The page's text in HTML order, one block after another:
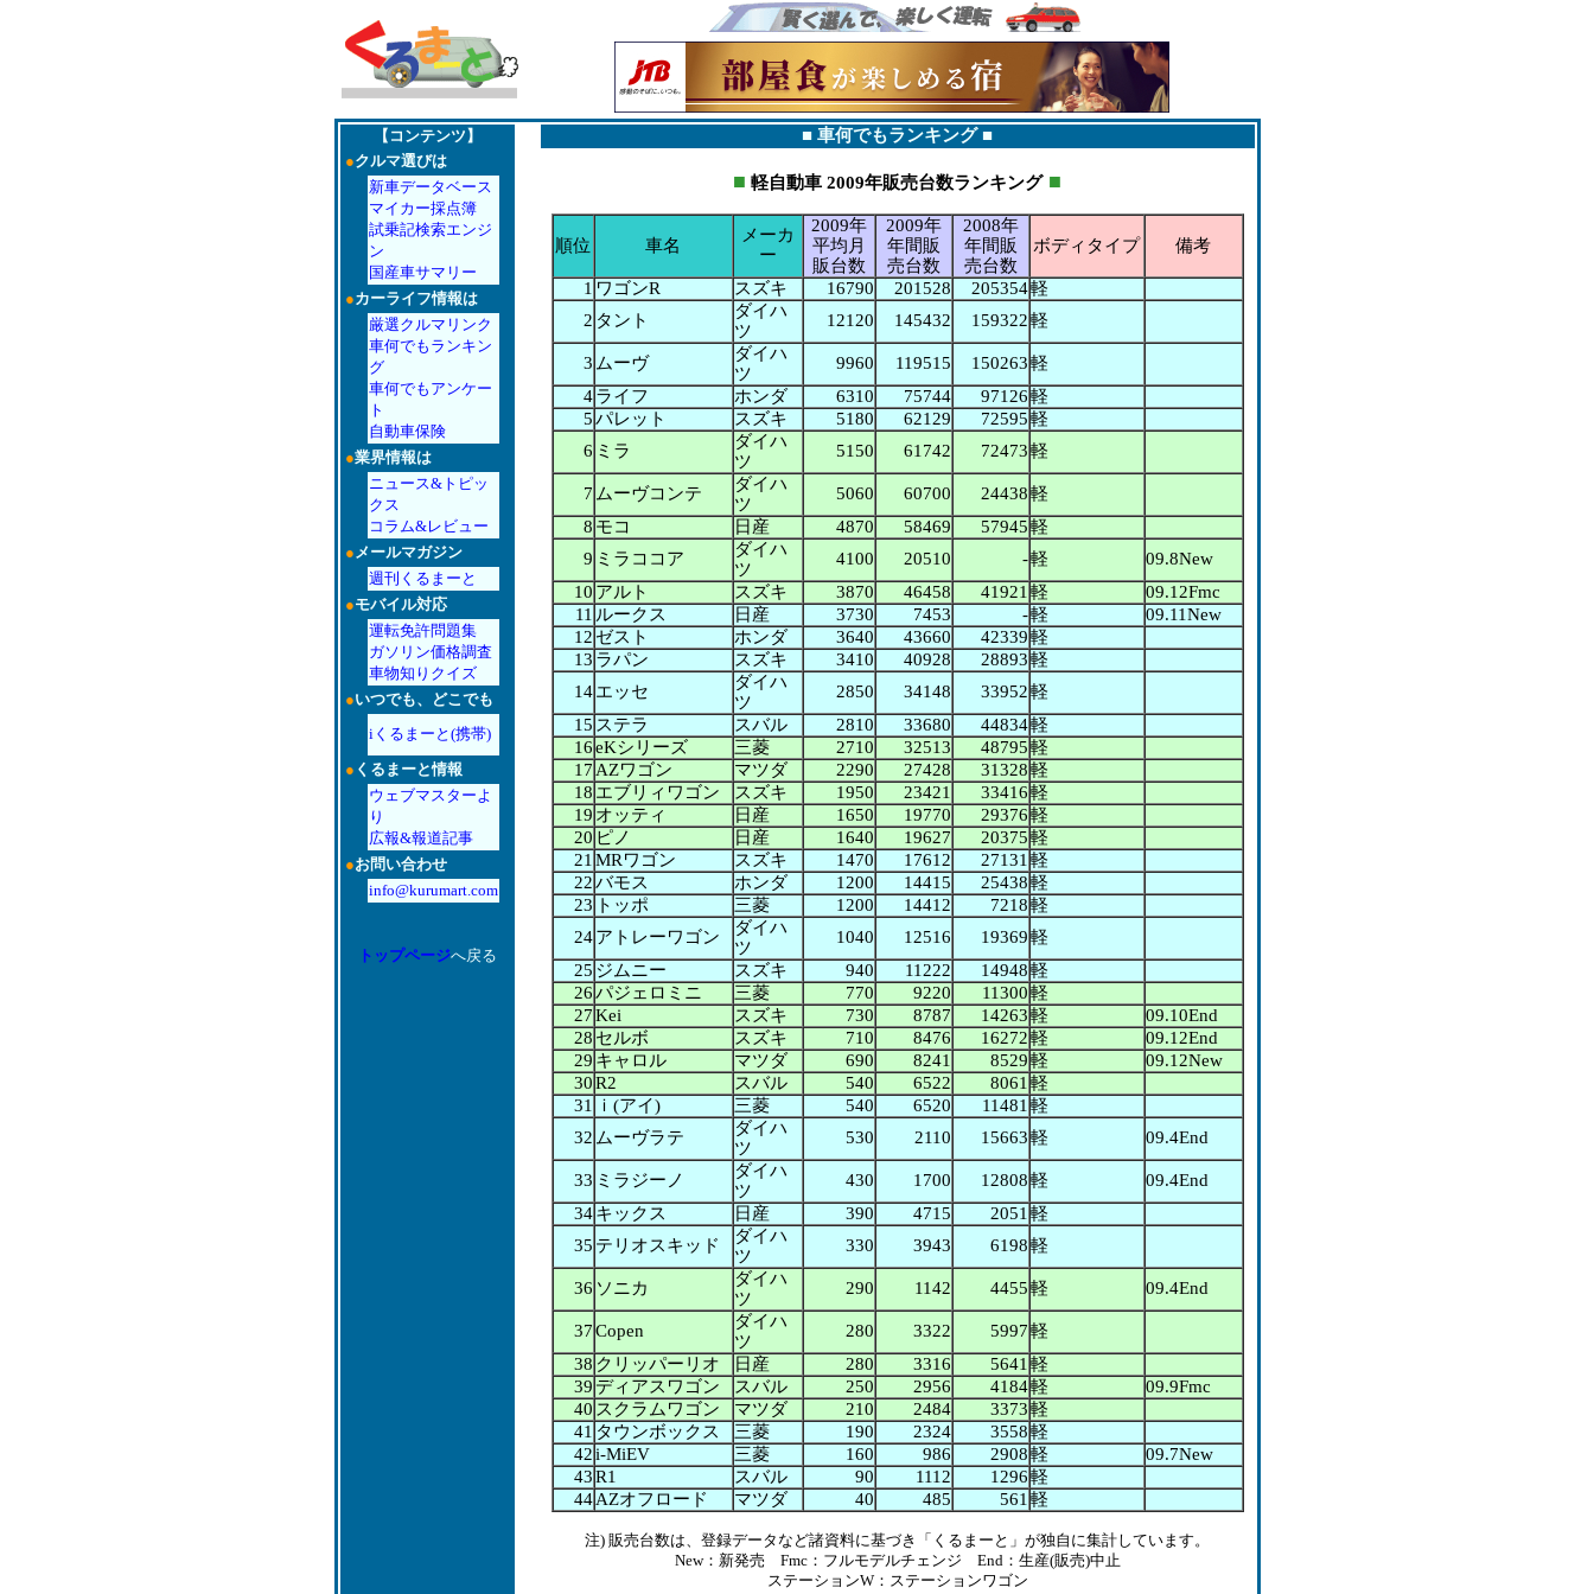
【コンテンツ】
●クルマ選びは
新車データベース
マイカー採点簿
試乗記検索エンジ
ン
国産車サマリー
●カーライフ情報は
厳選クルマリンク
車何でもランキン
グ
車何でもアンケー
ト
自動車保険
●業界情報は
ニュース&トピッ
クス
コラム&レビュー
●メールマガジン
週刊くるまーと
●モバイル対応
運転免許問題集
ガソリン価格調査
車物知りクイズ
●いつでも、どこでも
iくるまーと(携帯)
● くるまーと情報
ウェブマスターよ
り
広報&報道記事
●お問い合わせ
info@kurumart.com
トップページへ戻る
■ 車何でもランキング ■
■ 軽自動車 2009年販売台数ランキング■
順位 車名
メーカ
ー
2009年
平均月
販台数
2009年
年間販
売台数
2008年
年間販
売台数
ボディタイプ 備考
1 ワゴンR スズキ 16790 201528 205354軽
2 タント
ダイハ
ツ
12120 145432 159322軽
3 ムーヴ
ダイハ
ツ
9960 119515 150263軽
4 ライフ ホンダ 6310 75744 97126軽
5パレット スズキ 5180 62129 72595軽
6 ミラ
ダイハ
ツ
5150 61742 72473軽
7 ムーヴコンテ
ダイハ
ツ
5060 60700 24438軽
8 モコ 日産 4870 58469 57945軽
9 ミラココア
ダイハ
ツ
4100 20510 -軽
09.8New
10 アルト スズキ 3870 46458 41921 軽
09.12Fmc
11 ルークス 日産 3730 7453 -軽
09.11New
12 ゼスト ホンダ 3640 43660 42339軽
13 ラパン スズキ 3410 40928 28893軽
14 エッセ
ダイハ
ツ
2850 34148 33952軽
15 ステラ スバル 2810 33680 44834軽
16eKシリーズ 三菱 2710 32513 48795軽
17 AZワゴン マツダ 2290 27428 31328軽
18 エブリィワゴン スズキ 1950 23421 33416軽
19 オッティ 日産 1650 19770 29376軽
20 ピノ 日産 1640 19627 20375軽
21 MRワゴン スズキ 1470 17612 27131 軽
22バモス ホンダ 1200 14415 25438軽
23 トッポ 三菱 1200 14412 7218軽
24 アトレーワゴン
ダイハ
ツ
1040 12516 19369軽
25 ジムニー スズキ 940 11222 14948軽
26パジェロミニ 三菱 770 9220 11300軽
27Kei スズキ 730 8787 14263軽
09.10End
28 セルボ スズキ 710 8476 16272軽
09.12End
29 キャロル マツダ 690 8241 8529軽
09.12New
30R2 スバル 540 6522 8061 軽
31
ｉ(アイ) 三菱 540 6520 11481 軽
32 ムーヴラテ
ダイハ
ツ
530 2110 15663軽 09.4End
33 ミラジーノ
ダイハ
ツ
430 1700 12808軽
09.4End
34 キックス 日産 390 4715 2051 軽
35 テリオスキッド
ダイハ
ツ
330 3943 6198軽
36 ソニカ
ダイハ
ツ
290 1142 4455軽 09.4End
37Copen
ダイハ
ツ
280 3322 5997軽
38 クリッパーリオ 日産 280 3316 5641 軽
39 ディアスワゴン スバル 250 2956 4184軽
09.9Fmc
40 スクラムワゴン マツダ 210 2484 3373軽
41 タウンボックス 三菱 190 2324 3558軽
42i-MiEV 三菱 160 986 2908軽
09.7New
43R1 スバル 90 1112 1296軽
44 AZオフロード マツダ 40 485 561 軽
注) 販売台数は、登録データなど諸資料に基づき「くるまーと」が独自に集計しています。
New：新発売 Fmc：フルモデルチェンジ End：生産(販売)中止
ステーションW：ステーションワゴン